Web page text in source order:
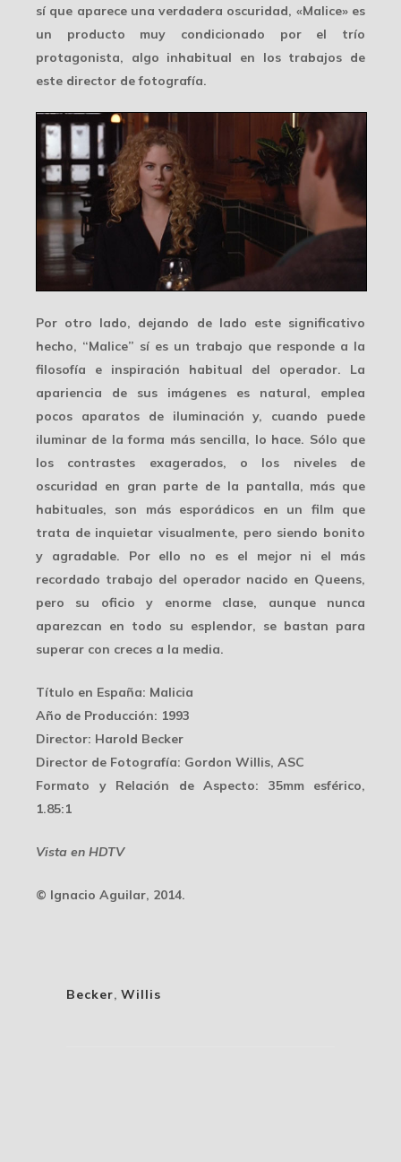
sí que aparece una verdadera oscuridad, «Malice» es
un producto muy condicionado por el trío
protagonista, algo inhabitual en los trabajos de
este director de fotografía.
Por otro lado, dejando de lado este significativo
hecho, “Malice” sí es un trabajo que responde a la
filosofía e inspiración habitual del operador. La
apariencia de sus imágenes es natural, emplea
pocos aparatos de iluminación y, cuando puede
iluminar de la forma más sencilla, lo hace. Sólo que
los contrastes exagerados, o los niveles de
oscuridad en gran parte de la pantalla, más que
habituales, son más esporádicos en un film que
trata de inquietar visualmente, pero siendo bonito
y agradable. Por ello no es el mejor ni el más
recordado trabajo del operador nacido en Queens,
pero su oficio y enorme clase, aunque nunca
aparezcan en todo su esplendor, se bastan para
superar con creces a la media.
Título en España: Malicia
Año de Producción: 1993
Director: Harold Becker
Director de Fotografía: Gordon Willis, ASC
Formato y Relación de Aspecto: 35mm esférico,
1.85:1
Vista en HDTV
© Ignacio Aguilar, 2014.
Becker, Willis